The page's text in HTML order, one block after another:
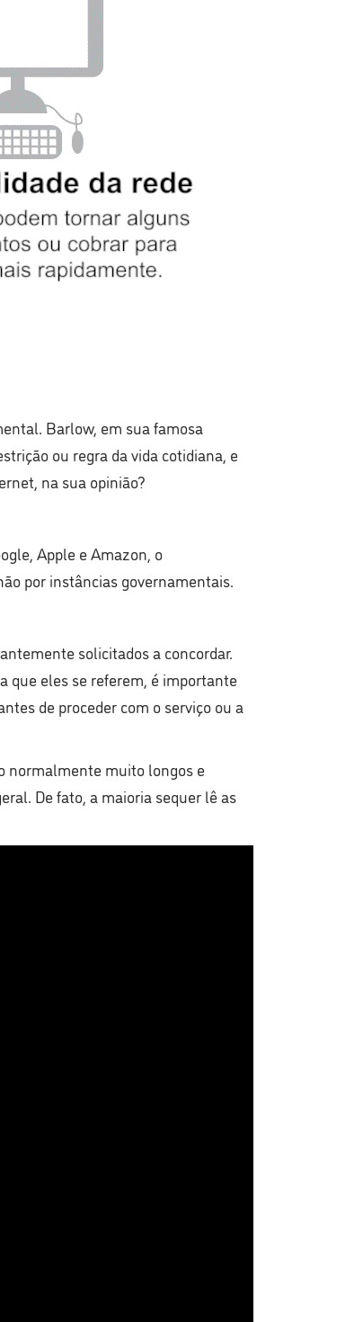
Barlow, em sua famosa
ou regra da vida cotidiana, e
na sua opinião?
Apple e Amazon, o
por instâncias governamentais.
solicitados a concordar.
que eles se referem, é importante
de proceder com o serviço ou a
normalmente muito longos e
De fato, a maioria sequer lê as